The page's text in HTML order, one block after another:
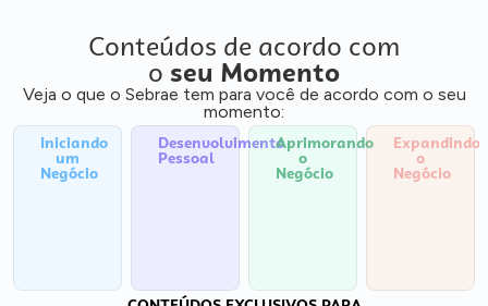
Conteúdos de acordo com
o seu Momento
Veja o que o Sebrae tem para você de acordo com o seu
momento:
Iniciando
um
Negócio
Desenvolvimento
Pessoal
Aprimorando
o
Negócio
Expandindo
o
Negócio